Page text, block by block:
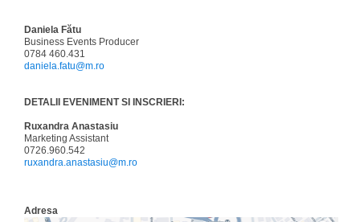
Daniela Fătu
Business Events Producer
0784 460.431
daniela.fatu@m.ro
DETALII EVENIMENT SI INSCRIERI:
Ruxandra Anastasiu
Marketing Assistant
0726.960.542
ruxandra.anastasiu@m.ro
Adresa